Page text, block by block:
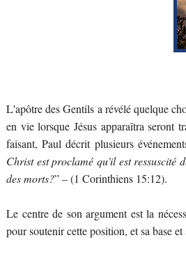
L'apôtre des Gentils a révélé quelque
en vie lorsque Jésus apparaîtra seront
faisant, Paul décrit plusieurs
Christ est proclamé qu'il est ressuscité
des morts?” – (1 Corinthiens 15:12).
Le centre de son argument est la
pour soutenir cette position, et sa base